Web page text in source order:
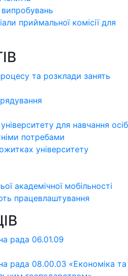
приймальної комісії для
та розклади занять
для навчання осіб
потребами
університету
академічної мобільності
працевлаштування
рада 06.01.09
рада 08.00.03 «Економіка та